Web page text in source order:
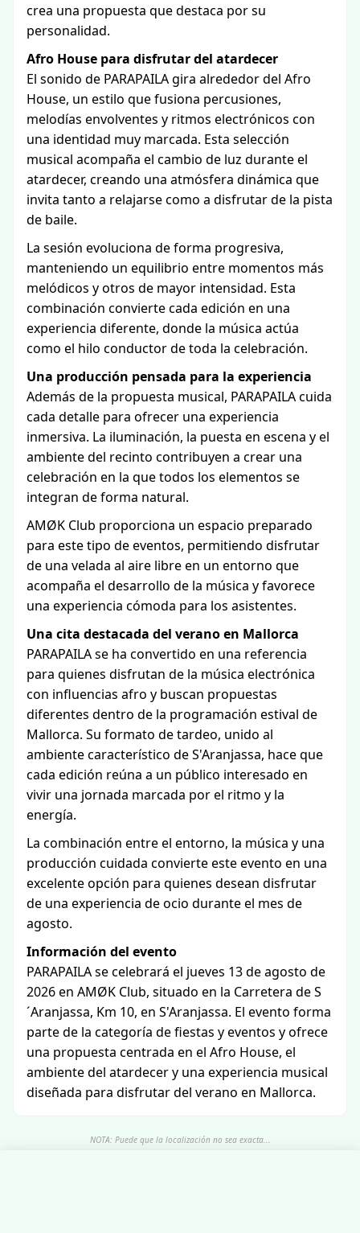
crea una propuesta que destaca por su
personalidad.
Afro House para disfrutar del atardecer
El sonido de PARAPAILA gira alrededor del Afro
House, un estilo que fusiona percusiones,
melodías envolventes y ritmos electrónicos con
una identidad muy marcada. Esta selección
musical acompaña el cambio de luz durante el
atardecer, creando una atmósfera dinámica que
invita tanto a relajarse como a disfrutar de la pista
de baile.
La sesión evoluciona de forma progresiva,
manteniendo un equilibrio entre momentos más
melódicos y otros de mayor intensidad. Esta
combinación convierte cada edición en una
experiencia diferente, donde la música actúa
como el hilo conductor de toda la celebración.
Una producción pensada para la experiencia
Además de la propuesta musical, PARAPAILA cuida
cada detalle para ofrecer una experiencia
inmersiva. La iluminación, la puesta en escena y el
ambiente del recinto contribuyen a crear una
celebración en la que todos los elementos se
integran de forma natural.
AMØK Club proporciona un espacio preparado
para este tipo de eventos, permitiendo disfrutar
de una velada al aire libre en un entorno que
acompaña el desarrollo de la música y favorece
una experiencia cómoda para los asistentes.
Una cita destacada del verano en Mallorca
PARAPAILA se ha convertido en una referencia
para quienes disfrutan de la música electrónica
con influencias afro y buscan propuestas
diferentes dentro de la programación estival de
Mallorca. Su formato de tardeo, unido al
ambiente característico de S'Aranjassa, hace que
cada edición reúna a un público interesado en
vivir una jornada marcada por el ritmo y la
energía.
La combinación entre el entorno, la música y una
producción cuidada convierte este evento en una
excelente opción para quienes desean disfrutar
de una experiencia de ocio durante el mes de
agosto.
Información del evento
PARAPAILA se celebrará el jueves 13 de agosto de
2026 en AMØK Club, situado en la Carretera de S
´Aranjassa, Km 10, en S'Aranjassa. El evento forma
parte de la categoría de fiestas y eventos y ofrece
una propuesta centrada en el Afro House, el
ambiente del atardecer y una experiencia musical
diseñada para disfrutar del verano en Mallorca.
NOTA: Puede que la localización no sea exacta...